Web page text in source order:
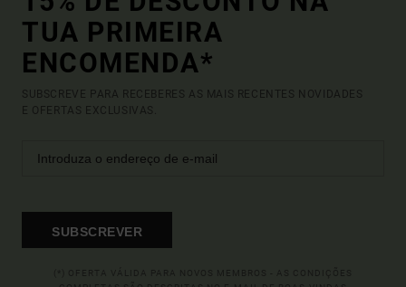
TUA PRIMEIRA
ENCOMENDA*
SUBSCREVE PARA RECEBERES AS MAIS RECENTES NOVIDADES
E OFERTAS EXCLUSIVAS.
SUBSCREVER